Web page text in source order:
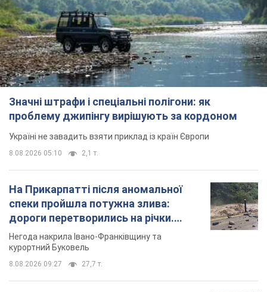
Значні штрафи і спеціальні полігони: як
проблему джипінгу вирішують за кордоном
Україні не завадить взяти приклад із країн Європи
8.08.2026 05:10 2,1 т.
На Прикарпатті після аномальної
спеки пройшла потужна злива:
дороги перетворились на річки.
Відео
Негода накрила Івано-Франківщину та
курортний Буковель
8.08.2026 09:27 27,7 т.